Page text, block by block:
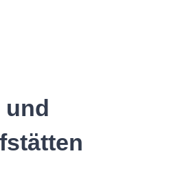
und